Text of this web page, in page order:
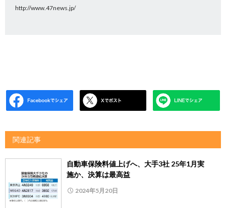
http://www.47news.jp/
関連記事
自動車保険料値上げへ、大手3社 25年1月実
施か、決算は最高益
2024年5月20日